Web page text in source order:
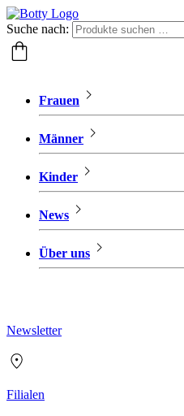
Suche nach:
Frauen
Männer
Kinder
News
Über uns
Newsletter
Filialen